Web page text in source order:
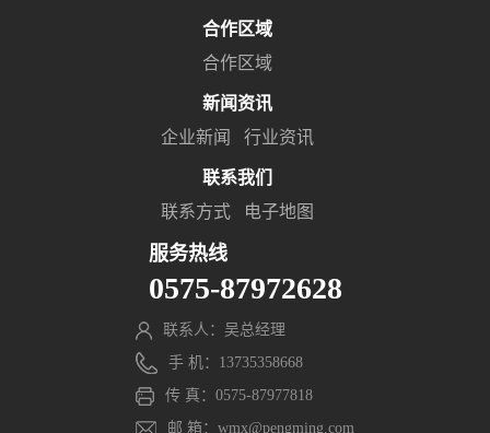
合作区域
合作区域
新闻资讯
企业新闻
行业资讯
联系我们
联系方式
电子地图
服务热线
0575-87972628
联系人：吴总经理
手 机：13735358668
传 真：0575-87977818
邮 箱：wmx@pengming.com